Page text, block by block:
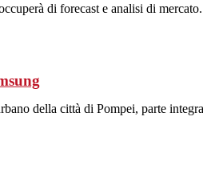
di forecast e analisi di mercato.
della città di Pompei, parte